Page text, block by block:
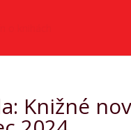
Knižné